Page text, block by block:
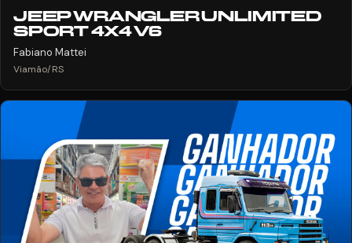
JEEP WRANGLER UNLIMITED
SPORT 4X4 V6
Fabiano Mattei
Viamão/RS